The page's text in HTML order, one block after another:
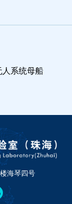
系统母船
海琴四号